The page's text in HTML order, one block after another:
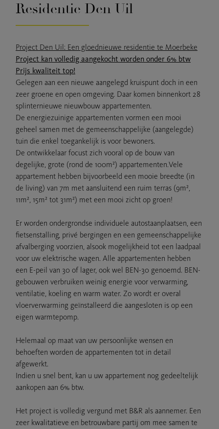
Residentie Den Uil
Project Den Uil: Een gloednieuwe residentie te Moerbeke
Project kan volledig aangekocht worden onder 6% btw
Prijs kwaliteit top!
Gelegen aan een nieuwe aangelegd kruispunt doch in een
zeer groene en open omgeving. Daar komen binnenkort 28
splinternieuwe nieuwbouw appartementen.
De energiezuinige appartementen vormen een mooi
geheel samen met de gemeenschappelijke (aangelegde)
tuin die enkel toegankelijk is voor bewoners.
De ontwikkelaar focust zich vooral op de bouw van
degelijke, grote (rond de 100m²) appartementen.Vele
appartement hebben bijvoorbeeld een mooie breedte (in
de living) van 7m met aansluitend een ruim terras (9m²,
11m², 15m² tot 31m²) met een mooi zicht op groen!
Er worden ondergrondse individuele autostaanplaatsen, een
fietsenstalling, privé bergingen en een gemeenschappelijke
afvalberging voorzien, alsook mogelijkheid tot een laadpaal
voor uw elektrische wagen. Alle appartementen hebben
een E-peil van 30 of lager, ook wel BEN-30 genoemd. BEN-
gebouwen verbruiken weinig energie voor verwarming,
ventilatie, koeling en warm water. Zo wordt er overal
vloerverwarming geïnstalleerd die aangesloten is op een
eigen warmtepomp.
Helemaal op maat van uw persoonlijke wensen en
behoeften worden de appartementen tot in detail
afgewerkt.
Indien u snel bent, kan u uw appartement nog gedeeltelijk
aankopen aan 6% btw.
Het project is volledig vergund met B&R als aannemer. Een
zeer kwalitatieve en betrouwbare partij om mee samen te